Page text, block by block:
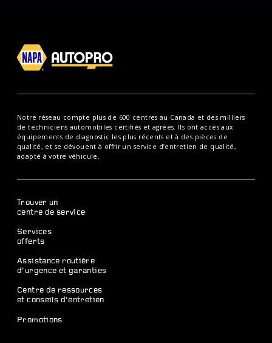
Notre réseau compte plus de 600 centres au Canada et des milliers
de techniciens automobiles certifiés et agréés. Ils ont accès aux
équipements de diagnostic les plus récents et à des pièces de
qualité, et se dévouent à offrir un service d’entretien de qualité,
adapté à votre véhicule.
Trouver un
centre de service
Services
offerts
Assistance routière
d’urgence et garanties
Centre de ressources
et conseils d’entretien
Promotions